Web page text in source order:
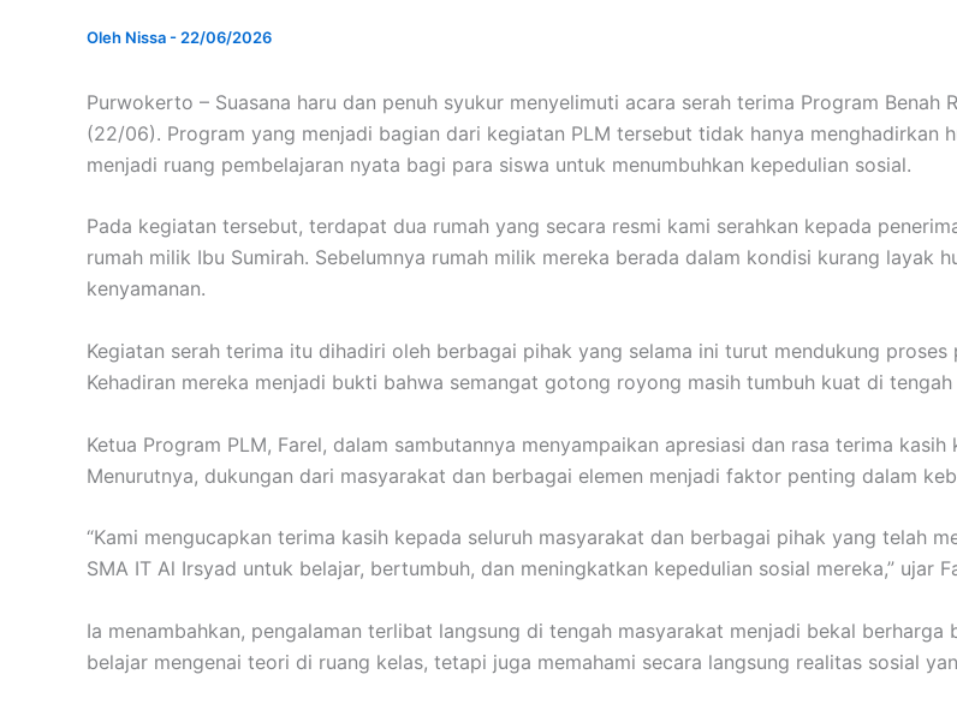
Oleh Nissa- 22/06/2026
Purwokerto – Suasana haru dan penuh syukur menyelimuti acara serah terima Program Benah
(22/06). Program yang menjadi bagian dari kegiatan PLM tersebut tidak hanya menghadirkan
menjadi ruang pembelajaran nyata bagi para siswa untuk menumbuhkan kepedulian sosial.
Pada kegiatan tersebut, terdapat dua rumah yang secara resmi kami serahkan kepada
rumah milik Ibu Sumirah. Sebelumnya rumah milik mereka berada dalam kondisi kurang layak
kenyamanan.
Kegiatan serah terima itu dihadiri oleh berbagai pihak yang selama ini turut mendukung
Kehadiran mereka menjadi bukti bahwa semangat gotong royong masih tumbuh kuat di tengah
Ketua Program PLM, Farel, dalam sambutannya menyampaikan apresiasi dan rasa terima
Menurutnya, dukungan dari masyarakat dan berbagai elemen menjadi faktor penting dalam
“Kami mengucapkan terima kasih kepada seluruh masyarakat dan berbagai pihak yang telah
SMA IT Al Irsyad untuk belajar, bertumbuh, dan meningkatkan kepedulian sosial mereka,” ujar
Ia menambahkan, pengalaman terlibat langsung di tengah masyarakat menjadi bekal
belajar mengenai teori di ruang kelas, tetapi juga memahami secara langsung realitas sosial